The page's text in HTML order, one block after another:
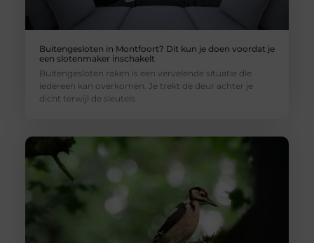
Buitengesloten in Montfoort? Dit kun je doen voordat je
een slotenmaker inschakelt
Buitengesloten raken is een vervelende situatie die
iedereen kan overkomen. Je trekt de deur achter je
dicht terwijl de sleutels